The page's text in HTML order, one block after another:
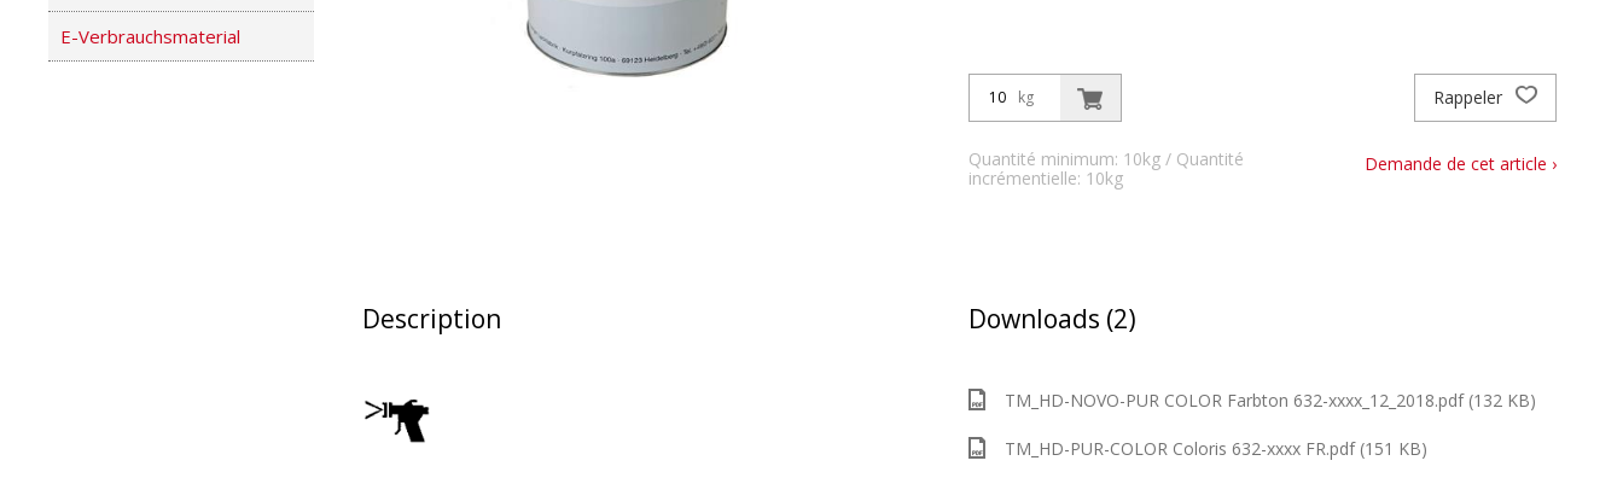
E-Verbrauchsmaterial
kg
Quantité minimum: 10kg / Quantité
incrémentielle: 10kg
Rappeler
Demande de cet article ›
Description Downloads (2)
TM_HD-NOVO-PUR COLOR Farbton 632-xxxx_12_2018.pdf (132 KB)
TM_HD-PUR-COLOR Coloris 632-xxxx FR.pdf (151 KB)